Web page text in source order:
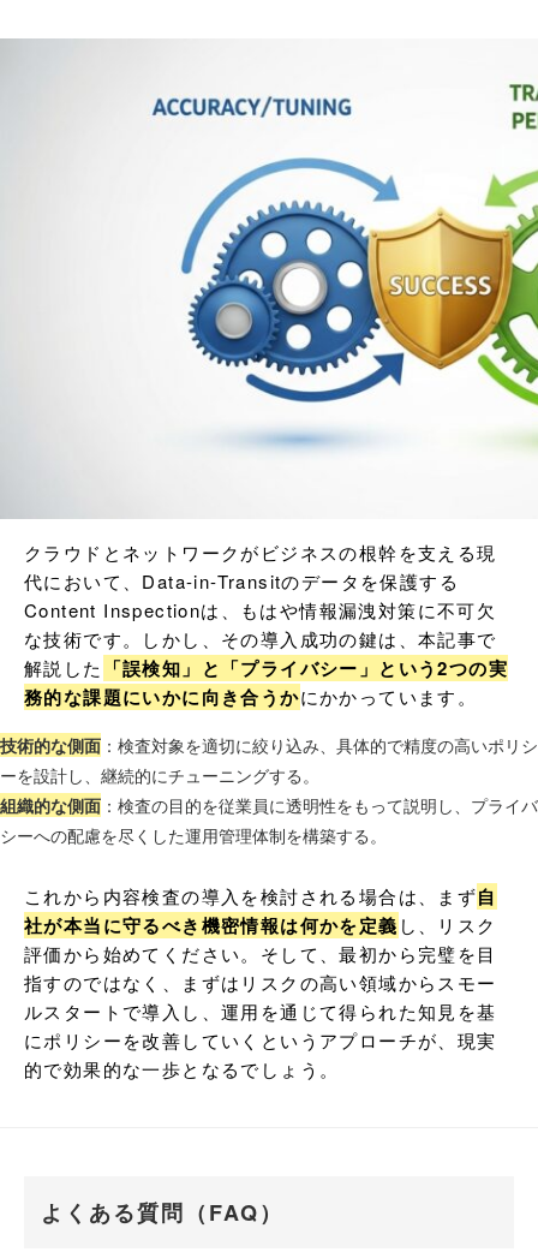
クラウドとネットワークがビジネスの根幹を支える現
代において、Data-in-Transitのデータを保護する
Content Inspectionは、もはや情報漏洩対策に不可欠
な技術です。しかし、その導入成功の鍵は、本記事で
解説した
「誤検知」と「プライバシー」という2つの実
務的な課題にいかに向き合うかにかかっています。
技術的な側面 ：検査対象を適切に絞り込み、具体的で精度の高いポリシ
ーを設計し、継続的にチューニングする。
組織的な側面 ：検査の目的を従業員に透明性をもって説明し、プライバ
シーへの配慮を尽くした運用管理体制を構築する。
これから内容検査の導入を検討される場合は、まず自
社が本当に守るべき機密情報は何かを定義 し、リスク
評価から始めてください。そして、最初から完璧を目
指すのではなく、まずはリスクの高い領域からスモー
ルスタートで導入し、運用を通じて得られた知見を基
にポリシーを改善していくというアプローチが、現実
的で効果的な一歩となるでしょう。
よくある質問（FAQ）